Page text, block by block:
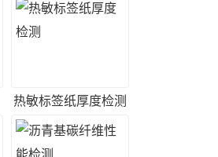
热敏标签纸厚度检测